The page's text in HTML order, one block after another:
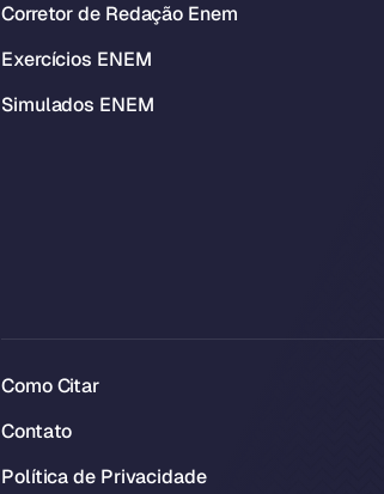
Corretor de Redação Enem
Exercícios ENEM
Simulados ENEM
Como Citar
Contato
Política de Privacidade